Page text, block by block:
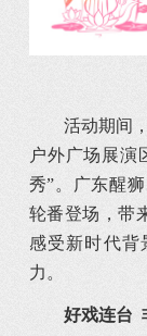
活动期间
户外广场展演
秀”。广东醒
轮番登场，带
感受新时代背
力。
好戏连台